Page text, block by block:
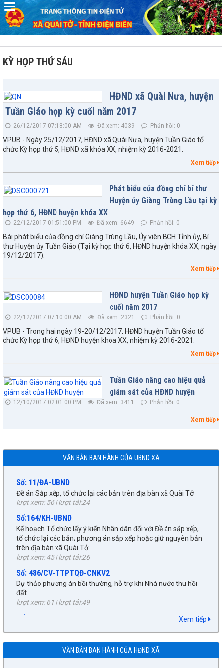
KỲ HỌP THỨ SÁU
HĐND xã Quài Nưa, huyện
Tuần Giáo họp kỳ cuối năm 2017
26/12/2017 07:18:00 AM Đã xem: 4039 Phản hồi: 0
VPUB - Ngày 25/12/2017, HĐND xã Quài Nưa, huyện Tuần Giáo tổ
chức Kỳ họp thứ 5, HĐND xã khóa XX, nhiệm kỳ 2016-2021.
Xem tiếp
Phát biểu của đồng chí bí thư
Huyện ủy Giàng Trùng Lầu tại kỳ
họp thứ 6, HĐND huyện khóa XX
22/12/2017 01:51:00 PM Đã xem: 6649 Phản hồi: 0
Bài phát biểu của đồng chí Giàng Trùng Lầu, Ủy viên BCH Tỉnh ủy, Bí
thư Huyện ủy Tuần Giáo (Tại kỳ họp thứ 6, HĐND huyện khóa XX, ngày
19/12/2017).
Xem tiếp
HĐND huyện Tuần Giáo họp kỳ
cuối năm 2017
22/12/2017 07:10:00 AM Đã xem: 2321 Phản hồi: 0
VPUB - Trong hai ngày 19-20/12/2017, HĐND huyện Tuần Giáo tổ
chức Kỳ họp thứ 6, HĐND huyện khóa XX, nhiệm kỳ 2016-2021.
Xem tiếp
Tuần Giáo nâng cao hiệu quả
giám sát của HĐND huyện
12/10/2017 02:01:00 PM Đã xem: 3411 Phản hồi: 0
Xem tiếp
VĂN BẢN BAN HÀNH CỦA UBND XÃ
Số: 67/TB-UBND
Thông báo về việc Công bố, công khai Quy hoạch chung xã
Số:77/NQ-HĐND
Nghị quyết về việc sắp xếp, tổ chức lại các bản trên địa bàn xã
Quài Tở
lượt xem: 43 | lượt tải:26
phòng - an ninh 6 tháng cuối năm 2026
lượt xem: 41 | lượt tải:19
Đề án Sắp xếp, tổ chức lại các bản trên địa bàn xã Quài Tở
lượt xem: 56 | lượt tải:24
Kế hoạch Tổ chức lấy ý kiến Nhân dân đối với Đề án sắp xếp,
tổ chức lại các bản; phương án sắp xếp hoặc giữ nguyên bản
trên địa bàn xã Quài Tở
lượt xem: 45 | lượt tải:26
Dự thảo phương án bồi thường, hỗ trợ khi Nhà nước thu hồi
đất
lượt xem: 61 | lượt tải:49
Kết quả phối hợp giữa UBND xã với Thường trực HĐND xã
trong việc xử lý những vấn đề phát sinh từ sau kỳ họp thứ
Nhất HĐND xã đến nay
lượt xem: 28 | lượt tải:20
Xem tiếp
VĂN BẢN BAN HÀNH CỦA HĐND XÃ
27/NQ-HĐND
huyện Tuần Giáo, tỉnh Điện Biên (gửi bản kèm Biên Bản kỳ
họp HĐND)
lượt xem: 296 | lượt tải:219
V/v Thông báo Kết quả kỳ họp thứ Chín, HĐND huyện khóa
XXI, nhiệm kỳ 2021-2026
lượt xem: 753 | lượt tải:267
V/v gửi đề cương báo cáo kết quả kỳ họp thứ Chín, HĐND